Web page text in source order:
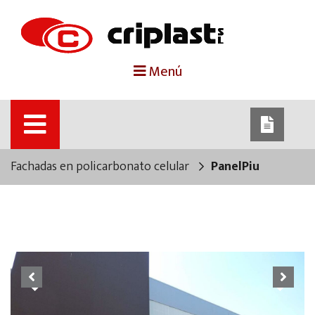
Menú
portada
criplast
trabajos destacados
contacto
Fachadas en policarbonato celular PanelPiu
Previous Next